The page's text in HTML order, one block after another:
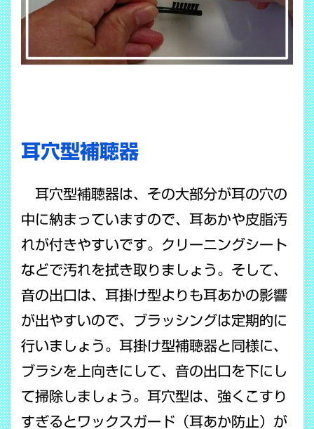
耳穴型補聴器
耳穴型補聴器は、その大部分が耳の穴の
中に納まっていますので、耳あかや皮脂汚
れが付きやすいです。クリーニングシート
などで汚れを拭き取りましょう。そして、
音の出口は、耳掛け型よりも耳あかの影響
が出やすいので、ブラッシングは定期的に
行いましょう。耳掛け型補聴器と同様に、
ブラシを上向きにして、音の出口を下にし
て掃除しましょう。耳穴型は、強くこすり
すぎるとワックスガード（耳あか防止）が